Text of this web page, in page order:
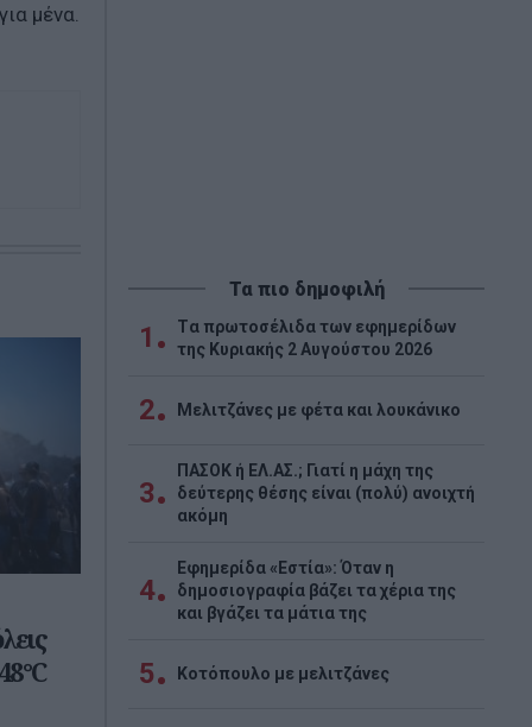
μένα.
Τα πιο δημοφιλή
1
Tα πρωτοσέλιδα των εφημερίδων
της Κυριακής 2 Αυγούστου 2026
2 Μελιτζάνες με φέτα και λουκάνικο
3
ΠΑΣΟΚ ή ΕΛ.ΑΣ.; Γιατί η μάχη της
δεύτερης θέσης είναι (πολύ) ανοιχτή
ακόμη
4
Εφημερίδα «Εστία»: Όταν η
δημοσιογραφία βάζει τα χέρια της
και βγάζει τα μάτια της
5 Κοτόπουλο με μελιτζάνες